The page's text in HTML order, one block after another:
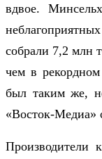
вдвое.
собрали 7,2 млн
чем в
был таким же,
«Восток-Медиа»
Производители